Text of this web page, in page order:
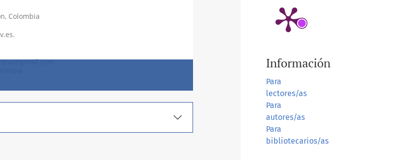
Información
Para
lectores/as
Para
autores/as
Para
bibliotecarios/as